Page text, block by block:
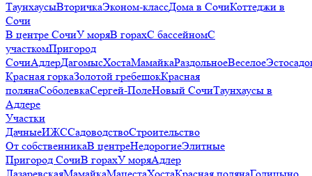
ТаунхаусыВторичкаЭконом-классДома в СочиКоттеджи в
Сочи
В центре СочиУ моряВ горахС бассейномС
участкомПригород
СочиАдлерДагомысХостаМамайкаРаздольноеВеселое
Красная горкаЗолотой гребешокКрасная
полянаСоболевкаСергей-ПолеНовый СочиТаунхаусы в
Адлере
Участки
ДачныеИЖССадоводствоСтроительство
От собственникаВ центреНедорогиеЭлитные
Пригород СочиВ горахУ моряАдлер
ЛазаревскаяМамайкаМацестаХостаКрасная полянаГолицыно